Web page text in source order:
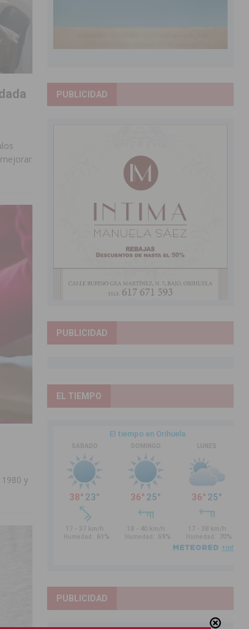
y
PUBLICIDAD
PUBLICIDAD
EL TIEMPO
PUBLICIDAD